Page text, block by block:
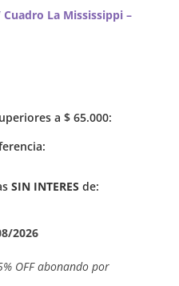
Cuadro La Mississippi –
a $ 65.000:
SIN INTERES de:
2026
OFF abonando por